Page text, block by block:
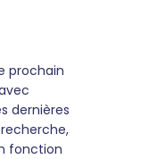
prochain
dernières
fonction